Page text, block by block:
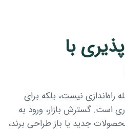
با
راه‌اندازی نیست، بلکه برای
است. گسترش بازار، ورود به
جدید یا باز طراحی برند،